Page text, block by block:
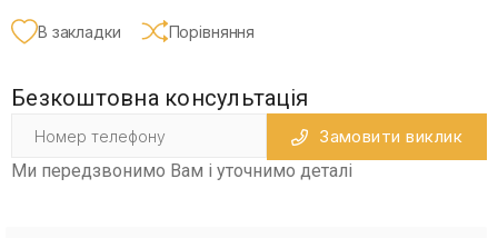
В закладки Порівняння
Безкоштовна консультація
Замовити виклик
Ми передзвонимо Вам і уточнимо деталі